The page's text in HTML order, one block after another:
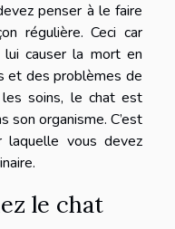
penser à le faire
régulière. Ceci car
causer la mort en
et des problèmes de
soins, le chat est
son organisme. C’est
laquelle vous devez
le chat